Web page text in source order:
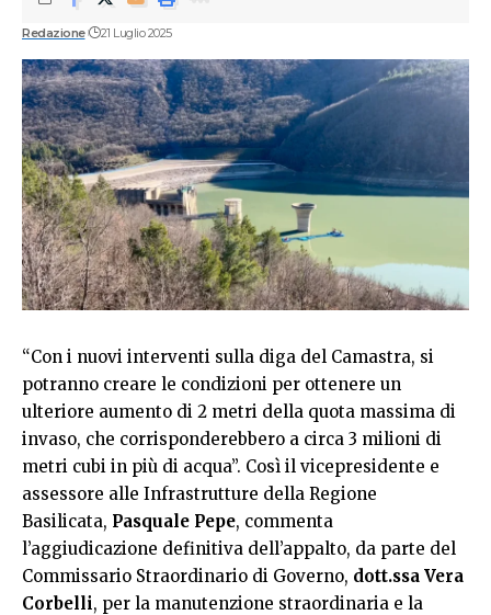
Redazione 21 Luglio 2025
“Con i nuovi interventi sulla diga del Camastra, si
potranno creare le condizioni per ottenere un
ulteriore aumento di 2 metri della quota massima di
invaso, che corrisponderebbero a circa 3 milioni di
metri cubi in più di acqua”. Così il vicepresidente e
assessore alle Infrastrutture della Regione
Basilicata, Pasquale Pepe, commenta
l’aggiudicazione definitiva dell’appalto, da parte del
Commissario Straordinario di Governo, dott.ssa Vera
Corbelli, per la manutenzione straordinaria e la